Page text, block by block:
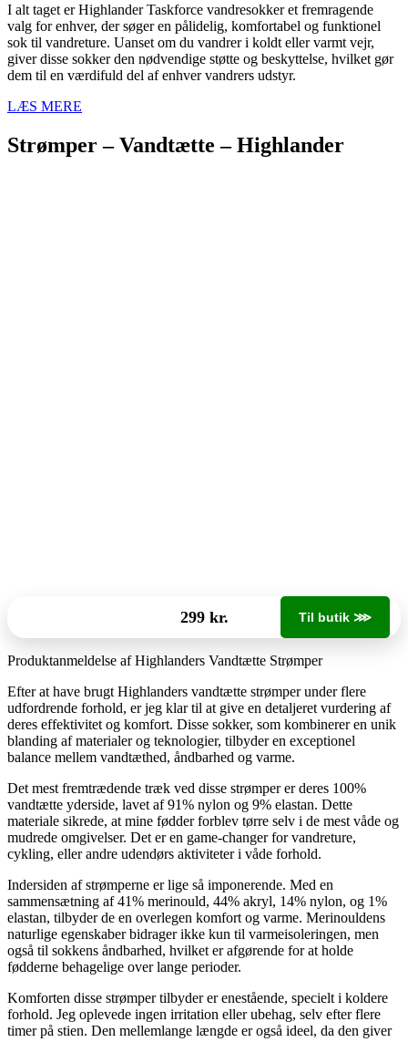
I alt taget er Highlander Taskforce vandresokker et fremragende
valg for enhver, der søger en pålidelig, komfortabel og funktionel
sok til vandreture. Uanset om du vandrer i koldt eller varmt vejr,
giver disse sokker den nødvendige støtte og beskyttelse, hvilket gør
dem til en værdifuld del af enhver vandrers udstyr.
LÆS MERE
Strømper – Vandtætte – Highlander
299 kr. Til butik ⋙
Produktanmeldelse af Highlanders Vandtætte Strømper
Efter at have brugt Highlanders vandtætte strømper under flere
udfordrende forhold, er jeg klar til at give en detaljeret vurdering af
deres effektivitet og komfort. Disse sokker, som kombinerer en unik
blanding af materialer og teknologier, tilbyder en exceptionel
balance mellem vandtæthed, åndbarhed og varme.
Det mest fremtrædende træk ved disse strømper er deres 100%
vandtætte yderside, lavet af 91% nylon og 9% elastan. Dette
materiale sikrede, at mine fødder forblev tørre selv i de mest våde og
mudrede omgivelser. Det er en game-changer for vandreture,
cykling, eller andre udendørs aktiviteter i våde forhold.
Indersiden af strømperne er lige så imponerende. Med en
sammensætning af 41% merinould, 44% akryl, 14% nylon, og 1%
elastan, tilbyder de en overlegen komfort og varme. Merinouldens
naturlige egenskaber bidrager ikke kun til varmeisoleringen, men
også til sokkens åndbarhed, hvilket er afgørende for at holde
fødderne behagelige over lange perioder.
Komforten disse strømper tilbyder er enestående, specielt i koldere
forhold. Jeg oplevede ingen irritation eller ubehag, selv efter flere
timer på stien. Den mellemlange længde er også ideel, da den giver